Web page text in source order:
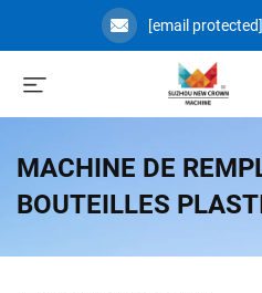
[email protected]
MACHINE DE
BOUTEILLES